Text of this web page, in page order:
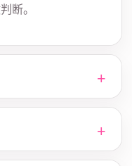
断。